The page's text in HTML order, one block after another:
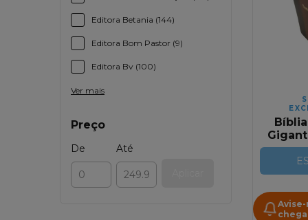
Editora Betania (144)
Editora Bom Pastor (9)
Editora Bv (100)
Ver mais
Preço
De
Até
Preta